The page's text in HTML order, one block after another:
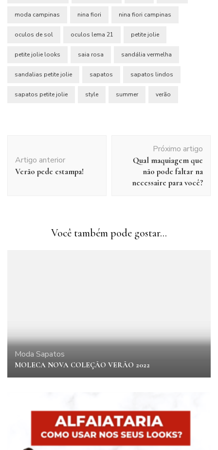
moda campinas nina fiori nina fiori campinas
oculos de sol oculos lema 21 petite jolie
petite jolie looks saia rosa sandália vermelha
sandalias petite jolie sapatos sapatos lindos
sapatos petite jolie style summer verão
de
post
Artigo anterior
Verão pede estampa!
Próximo artigo
Qual maquiagem que
não pode faltar na
necessaire para você?
Você também pode gostar...
Moda Sapatos
MOLECA NOVA COLEÇÃO VERÃO 2022